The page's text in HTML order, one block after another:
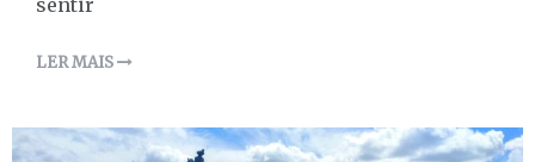
sentir
LER MAIS